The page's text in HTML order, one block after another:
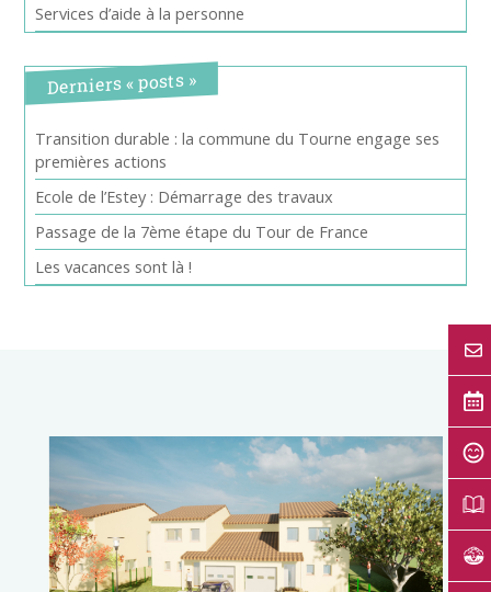
Services d’aide à la personne
Derniers « posts »
Transition durable : la commune du Tourne engage ses
premières actions
Ecole de l’Estey : Démarrage des travaux
Passage de la 7ème étape du Tour de France
Les vacances sont là !